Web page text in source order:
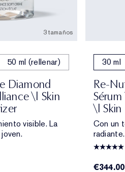
3 tamaños
50 ml (rellenar)
Diamond
\| Skin
visible. La
30 ml
Re-
\|
Con un
€344.00